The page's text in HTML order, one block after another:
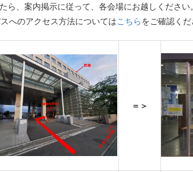
ら、案内掲示に従って、各会場にお越しください。
へのアクセス方法についてはこちらをご確認くだ
＝＞